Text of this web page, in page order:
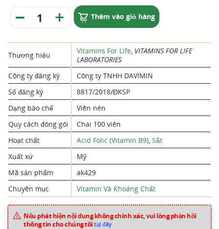
Thêm vào giỏ hàng
Thương hiệu Vitamins For Life, VITAMINS FOR LIFE
LABORATORIES
Công ty đăng ký
Công ty TNHH DAVIMIN
Số đăng ký
8817/2018/ĐKSP
Dạng bào chế
Viên nén
Quy cách đóng gói
Chai 100 viên
Hoạt chất
Acid Folic (Vitamin B9), Sắt
Xuất xứ
Mỹ
Mã sản phẩm
ak429
Chuyên mục
Vitamin Và Khoáng Chất
Nếu phát hiện nội dung không chính xác, vui lòng phản hồi
thông tin cho chúng tôitại đây